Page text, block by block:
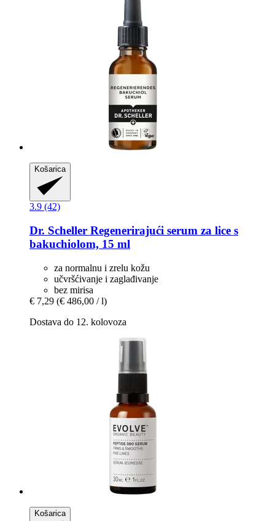
Košarica
3.9 (42)
Dr. Scheller Regenerirajući serum za lice s
bakuchiolom, 15 ml
za normalnu i zrelu kožu
učvršćivanje i zaglađivanje
bez mirisa
€ 7,29 (€ 486,00 / l)
Dostava do 12. kolovoza
Košarica